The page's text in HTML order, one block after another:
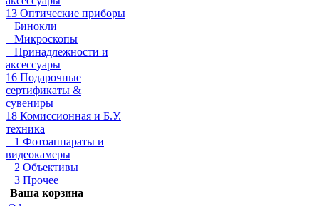
13 Оптические приборы
Бинокли
Микроскопы
Принадлежности и
аксессуары
16 Подарочные
сертификаты &
сувениры
18 Комиссионная и Б.У.
техника
1 Фотоаппараты и
видеокамеры
2 Объективы
3 Прочее
Ваша корзина